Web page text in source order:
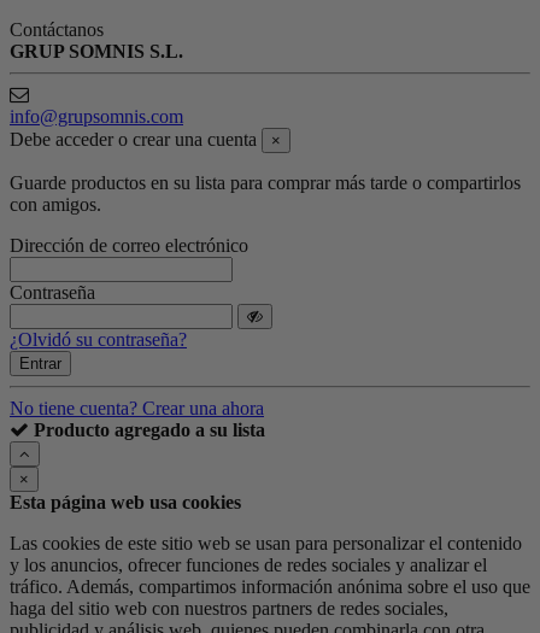
Contáctanos
GRUP SOMNIS S.L.
info@grupsomnis.com
Debe acceder o crear una cuenta
×
Guarde productos en su lista para comprar más tarde o compartirlos
con amigos.
Dirección de correo electrónico
Contraseña
¿Olvidó su contraseña?
Entrar
No tiene cuenta? Crear una ahora
Producto agregado a su lista
×
Esta página web usa cookies
Las cookies de este sitio web se usan para personalizar el contenido
y los anuncios, ofrecer funciones de redes sociales y analizar el
tráfico. Además, compartimos información anónima sobre el uso que
haga del sitio web con nuestros partners de redes sociales,